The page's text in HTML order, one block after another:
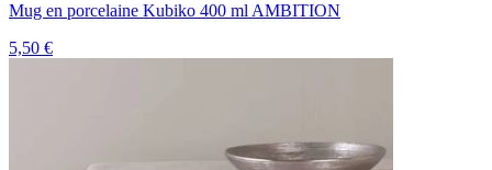
Mug en porcelaine Kubiko 400 ml AMBITION
5,50 €